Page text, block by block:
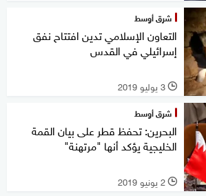
شرق أوسط
التعاون الإسلامي تدين افتتاح نفق
إسرائيلي في القدس
l 3 يوليو 2019
شرق أوسط
البحرين: تحفظ قطر على بيان القمة
الخليجية يؤكد أنها "مرتهنة"
l 2 يونيو 2019